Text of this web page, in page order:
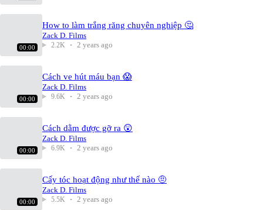
00:00
How to làm trắng răng chuyên nghiệp 🤔
Zack D. Films
2.2K 2 years ago
00:00
Cách ve hút máu bạn 😱
Zack D. Films
9.6K 2 years ago
00:00
Cách dằm được gỡ ra 😲
Zack D. Films
6.9K 2 years ago
00:00
Cấy tóc hoạt động như thế nào 🤨
Zack D. Films
5.5K 2 years ago